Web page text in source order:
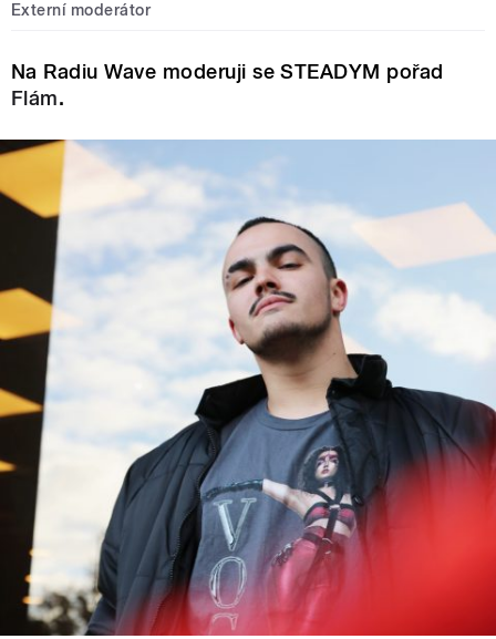
Externí moderátor
Na Radiu Wave moderuji se STEADYM pořad
Flám.